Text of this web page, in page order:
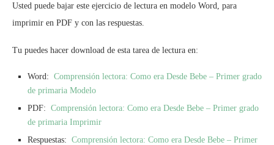
Usted puede bajar este ejercicio de lectura en modelo Word, para
imprimir en PDF y con las respuestas.
Tu puedes hacer download de esta tarea de lectura en:
Word: Comprensión lectora: Como era Desde Bebe – Primer grado
de primaria Modelo
PDF: Comprensión lectora: Como era Desde Bebe – Primer grado
de primaria Imprimir
Respuestas: Comprensión lectora: Como era Desde Bebe – Primer